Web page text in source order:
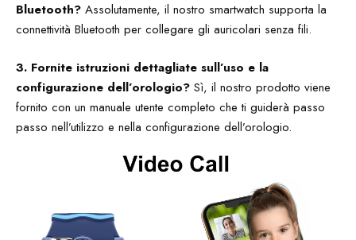
Bluetooth? Assolutamente, il nostro smartwatch supporta la
connettività Bluetooth per collegare gli auricolari senza fili.
3. Fornite istruzioni dettagliate sull’uso e la
configurazione dell’orologio? Sì, il nostro prodotto viene
fornito con un manuale utente completo che ti guiderà passo
passo nell’utilizzo e nella configurazione dell’orologio.